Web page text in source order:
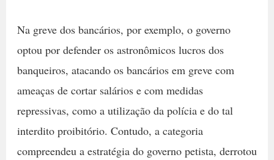
Na greve dos bancários, por exemplo, o governo
optou por defender os astronômicos lucros dos
banqueiros, atacando os bancários em greve com
ameaças de cortar salários e com medidas
repressivas, como a utilização da polícia e do tal
interdito proibitório. Contudo, a categoria
compreendeu a estratégia do governo petista, derrotou